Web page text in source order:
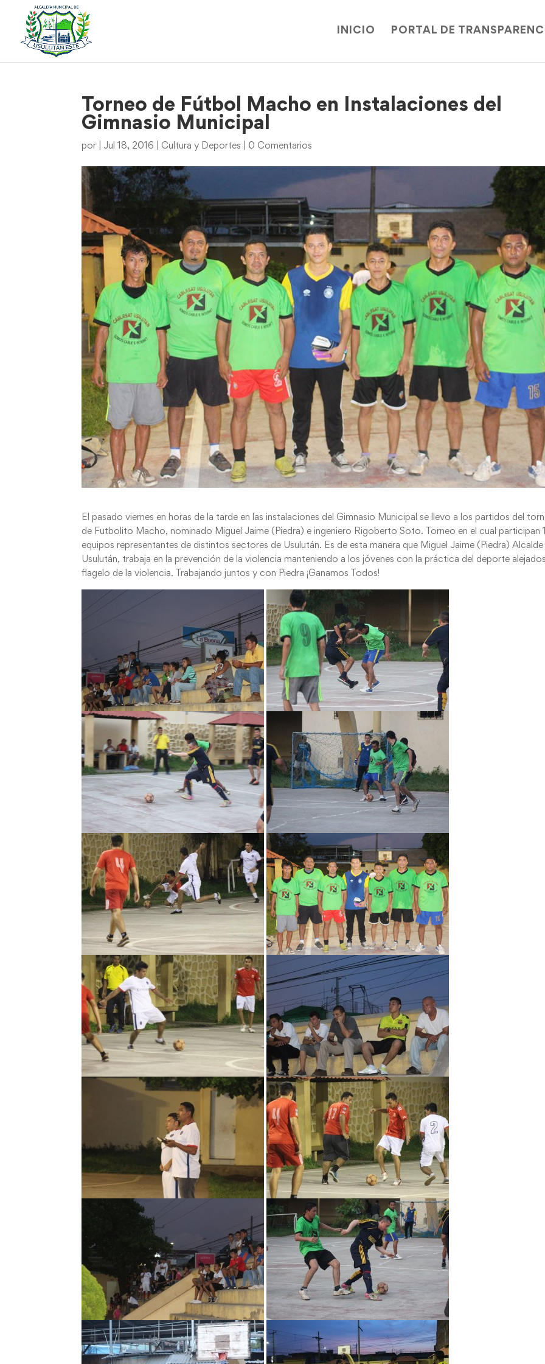
INICIO PORTAL DE
Torneo de Fútbol Macho en Instalaciones del
Gimnasio Municipal
por Jul 18, 2016 Cultura y Deportes 0 Comentarios
El pasado viernes en horas de la tarde en las instalaciones del Gimnasio Municipal se llevo a los partidos del
de Futbolito Macho, nominado Miguel Jaime (Piedra) e ingeniero Rigoberto Soto. Torneo en el cual participan
equipos representantes de distintos sectores de Usulután. Es de esta manera que Miguel Jaime (Piedra) Alcalde
Usulután, trabaja en la prevención de la violencia manteniendo a los jóvenes con la práctica del deporte
flagelo de la violencia. Trabajando juntos y con Piedra ¡Ganamos Todos!